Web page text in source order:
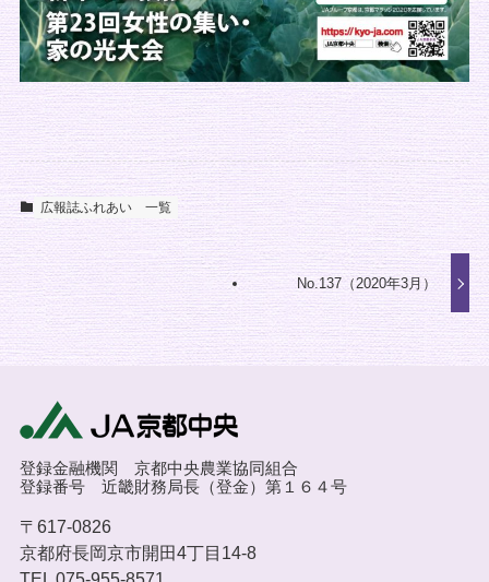
広報誌ふれあい 一覧
No.137（2020年3月）
登録金融機関 京都中央農業協同組合
登録番号 近畿財務局長（登金）第１６４号
〒617-0826
京都府長岡京市開田4丁目14-8